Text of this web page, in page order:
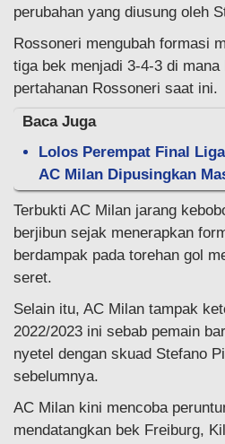
perubahan yang diusung oleh
Rossoneri mengubah formasi
tiga bek menjadi 3-4-3 di
pertahanan Rossoneri saat ini.
Baca Juga
Lolos Perempat Final
AC Milan Dipusingkan
Terbukti AC Milan jarang
berjibun sejak menerapkan
berdampak pada torehan gol
seret.
Selain itu, AC Milan tampak
2022/2023 ini sebab pemain
nyetel dengan skuad Stefano
sebelumnya.
AC Milan kini mencoba
mendatangkan bek Freiburg,